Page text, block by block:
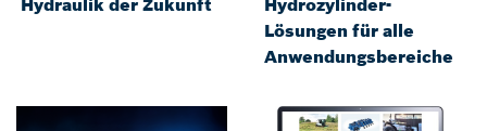
Hydraulik der Zukunft
Hydrozylinder-
Lösungen für alle
Anwendungsbereiche